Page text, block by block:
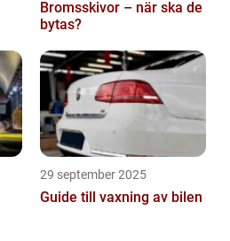
Bromsskivor – när ska de
bytas?
29 september 2025
Guide till vaxning av bilen